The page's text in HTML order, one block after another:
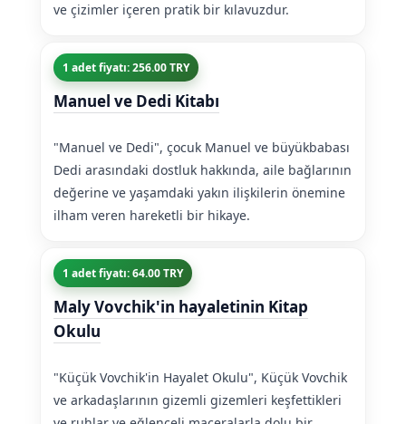
ve çizimler içeren pratik bir kılavuzdur.
1 adet fiyatı: 256.00 TRY
Manuel ve Dedi Kitabı
"Manuel ve Dedi", çocuk Manuel ve büyükbabası
Dedi arasındaki dostluk hakkında, aile bağlarının
değerine ve yaşamdaki yakın ilişkilerin önemine
ilham veren hareketli bir hikaye.
1 adet fiyatı: 64.00 TRY
Maly Vovchik'in hayaletinin Kitap
Okulu
"Küçük Vovchik'in Hayalet Okulu", Küçük Vovchik
ve arkadaşlarının gizemli gizemleri keşfettikleri